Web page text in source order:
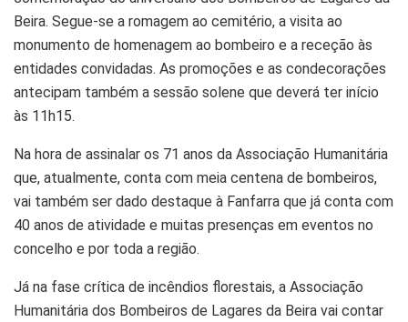
Beira. Segue-se a romagem ao cemitério, a visita ao
monumento de homenagem ao bombeiro e a receção às
entidades convidadas. As promoções e as condecorações
antecipam também a sessão solene que deverá ter início
às 11h15.
Na hora de assinalar os 71 anos da Associação Humanitária
que, atualmente, conta com meia centena de bombeiros,
vai também ser dado destaque à Fanfarra que já conta com
40 anos de atividade e muitas presenças em eventos no
concelho e por toda a região.
Já na fase crítica de incêndios florestais, a Associação
Humanitária dos Bombeiros de Lagares da Beira vai contar